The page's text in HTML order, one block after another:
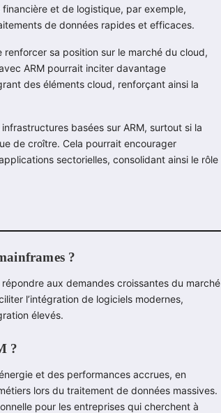
et de logistique, par exemple,
de données rapides et efficaces.
sa position sur le marché du cloud,
ARM pourrait inciter davantage
des éléments cloud, renforçant ainsi la
basées sur ARM, surtout si la
de croître. Cela pourrait encourager
sectorielles, consolidant ainsi le rôle
?
aux demandes croissantes du marché
l’intégration de logiciels modernes,
élevés.
?
et des performances accrues, en
lors du traitement de données massives.
pour les entreprises qui cherchent à